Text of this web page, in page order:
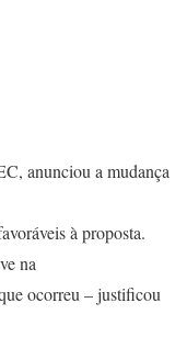
anunciou a mudança
à proposta.
na
ocorreu – justificou